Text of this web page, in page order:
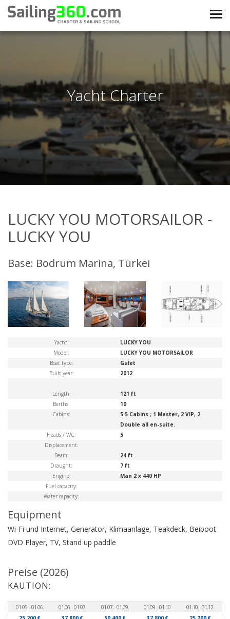
Yacht Charter
LUCKY YOU MOTORSAILOR -
LUCKY YOU
Base: Bodrum Marina, Türkei
Yacht:
LUCKY YOU
Model:
LUCKY YOU MOTORSAILOR
Boat type:
Gulet
Built year:
2012
Length:
121 ft
Berths:
10
Cabins:
5 5 Cabins ; 1 Master, 2 VIP, 2
Double all en-suite.
Heads / WC:
5
Displacement:
Beam:
24 ft
Draught:
7 ft
Engine:
Man 2 x 440 HP
Fuel capacity:
Water capacity:
Equipment
Wi-Fi und Internet, Generator, Klimaanlage, Teakdeck, Beiboot
DVD Player, TV, Stand up paddle
Preise (2026)
KAUTION:
01.05. - 01.06. 01.06. - 01.07. 01.07. - 01.09. 01.09. - 01.10.
01.10. - 31.12.